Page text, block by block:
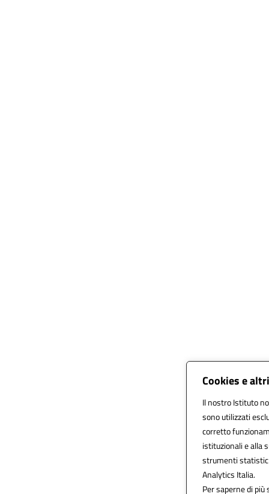
Cookies e
Il nostro Istituto
sono utilizzati
corretto
istituzionali e alla
strumenti
Analytics Italia.
Per saperne di